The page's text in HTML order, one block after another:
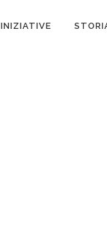
INIZIATIVE